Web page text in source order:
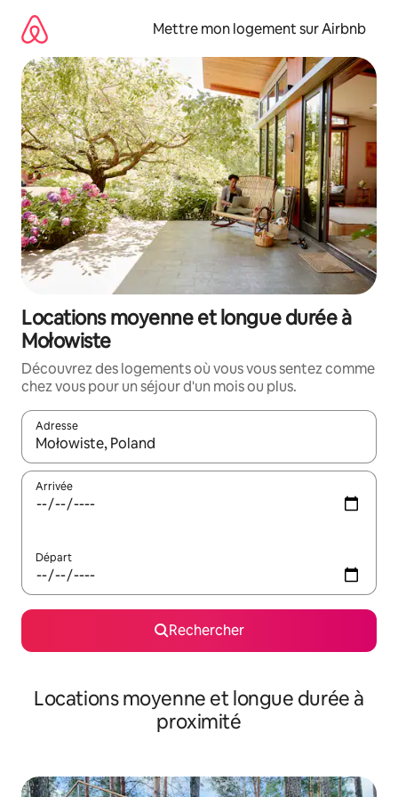
directement
contenu
Mettre mon logement sur Airbnb
Locations moyenne et longue durée à
Mołowiste
Découvrez des logements où vous vous sentez comme
chez vous pour un séjour d'un mois ou plus.
Adresse
Lorsque les résultats s'affichent, utilisez les flèches vers le
Arrivée
Départ
Rechercher
Locations moyenne et longue durée à
proximité